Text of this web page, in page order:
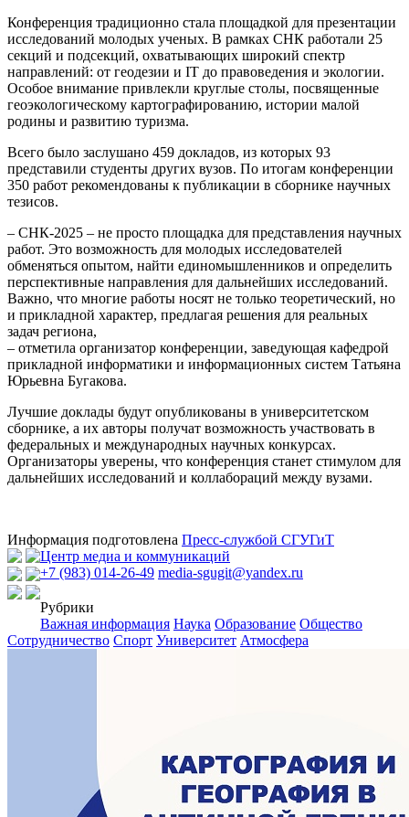
Конференция традиционно стала площадкой для презентации
исследований молодых ученых. В рамках СНК работали 25
секций и подсекций, охватывающих широкий спектр
направлений: от геодезии и IT до правоведения и экологии.
Особое внимание привлекли круглые столы, посвященные
геоэкологическому картографированию, истории малой
родины и развитию туризма.
Всего было заслушано 459 докладов, из которых 93
представили студенты других вузов. По итогам конференции
350 работ рекомендованы к публикации в сборнике научных
тезисов.
– СНК-2025 – не просто площадка для представления научных
работ. Это возможность для молодых исследователей
обменяться опытом, найти единомышленников и определить
перспективные направления для дальнейших исследований.
Важно, что многие работы носят не только теоретический, но
и прикладной характер, предлагая решения для реальных
задач региона,
– отметила организатор конференции, заведующая кафедрой
прикладной информатики и информационных систем Татьяна
Юрьевна Бугакова.
Лучшие доклады будут опубликованы в университетском
сборнике, а их авторы получат возможность участвовать в
федеральных и международных научных конкурсах.
Организаторы уверены, что конференция станет стимулом для
дальнейших исследований и коллабораций между вузами.
Информация подготовлена Пресс-службой СГУГиТ
Центр медиа и коммуникаций
+7 (983) 014-26-49 media-sgugit@yandex.ru
Рубрики
Важная информация Наука Образование Общество
Сотрудничество Спорт Университет Атмосфера